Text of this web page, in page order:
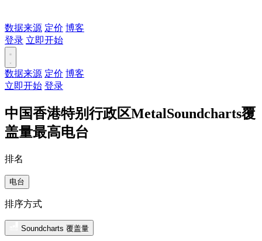
数据来源 定价 博客
登录 立即开始
数据来源 定价 博客
立即开始 登录
中国香港特别行政区MetalSoundcharts覆
盖量最高电台
排名
电台
排序方式
Soundcharts 覆盖量